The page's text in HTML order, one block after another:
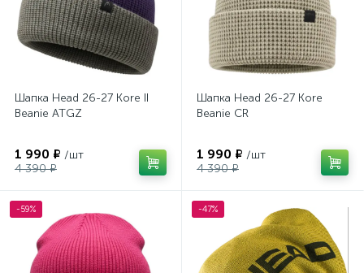
Шапка Head 26-27 Kore II
Beanie ATGZ
1 990 ₽ /шт
4 390 ₽
Шапка Head 26-27 Kore
Beanie CR
1 990 ₽ /шт
4 390 ₽
-59% -47%